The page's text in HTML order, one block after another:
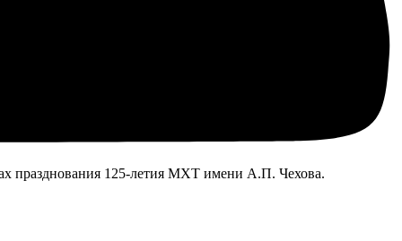
празднования 125-летия МХТ имени А.П. Чехова.